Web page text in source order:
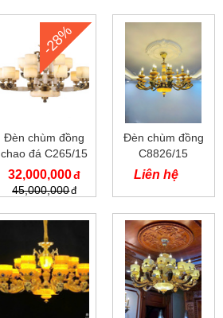
-28%
Đèn chùm đồng
chao đá C265/15
32,000,000
45,000,000
Đèn chùm đồng
C8826/15
Liên hệ